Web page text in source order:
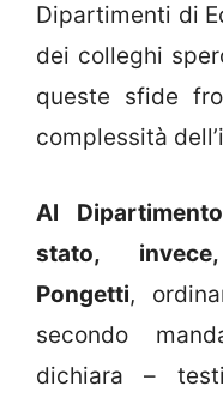
Dipartimenti di
dei colleghi
queste sfide
complessità
Al
stato,
Pongetti,
secondo
dichiara –